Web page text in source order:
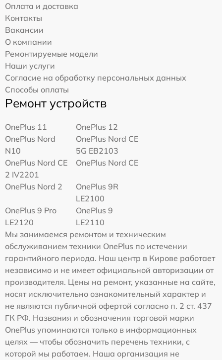
Оплата и доставка
Контакты
Вакансии
О компании
Ремонтируемые модели
Наши услуги
Согласие на обработку персональных данных
Способы оплаты
Ремонт устройств
OnePlus 11
OnePlus 12
OnePlus Nord
N10
OnePlus Nord CE
5G EB2103
OnePlus Nord CE
2 IV2201
OnePlus Nord CE
OnePlus Nord 2
OnePlus 9R
LE2100
OnePlus 9 Pro
LE2120
OnePlus 9
LE2110
Мы занимаемся ремонтом и техническим
обслуживанием техники OnePlus по истечении
гарантийного периода. Наш центр в Кирове работает
независимо и не имеет официальной авторизации от
производителя. Цены на ремонт, указанные на сайте,
носят исключительно ознакомительный характер и
не являются публичной офертой согласно п. 2 ст. 437
ГК РФ. Названия и обозначения торговой марки
OnePlus упоминаются только в информационных
целях — чтобы обозначить перечень техники, с
которой мы работаем. Наша организация не